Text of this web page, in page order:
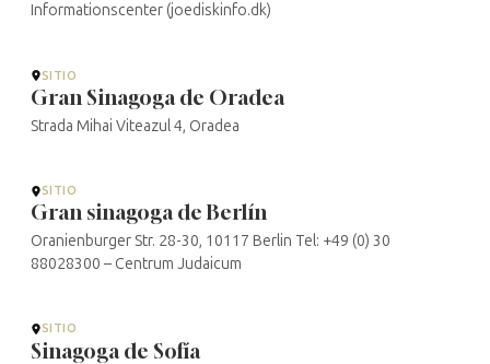
Informationscenter (joediskinfo.dk)
SITIO
Gran Sinagoga de Oradea
Strada Mihai Viteazul 4, Oradea
SITIO
Gran sinagoga de Berlín
Oranienburger Str. 28-30, 10117 Berlin Tel: +49 (0) 30
88028300 – Centrum Judaicum
SITIO
Sinagoga de Sofía